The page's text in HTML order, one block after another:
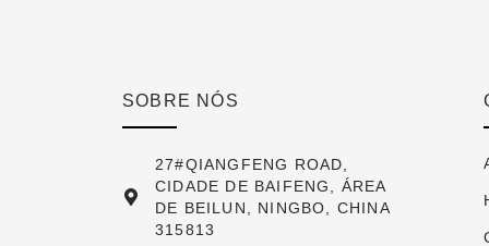
SOBRE NÓS
27#QIANGFENG ROAD,
CIDADE DE BAIFENG, ÁREA
DE BEILUN, NINGBO, CHINA
315813